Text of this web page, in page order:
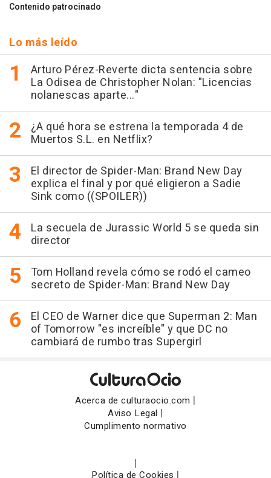
Contenido patrocinado
Lo más leído
Arturo Pérez-Reverte dicta sentencia sobre
La Odisea de Christopher Nolan: "Licencias
nolanescas aparte..."
¿A qué hora se estrena la temporada 4 de
Muertos S.L. en Netflix?
El director de Spider-Man: Brand New Day
explica el final y por qué eligieron a Sadie
Sink como ((SPOILER))
La secuela de Jurassic World 5 se queda sin
director
Tom Holland revela cómo se rodó el cameo
secreto de Spider-Man: Brand New Day
El CEO de Warner dice que Superman 2: Man
of Tomorrow "es increíble" y que DC no
cambiará de rumbo tras Supergirl
Acerca de culturaocio.com |
Aviso Legal |
Cumplimento normativo
|
Política de Cookies |